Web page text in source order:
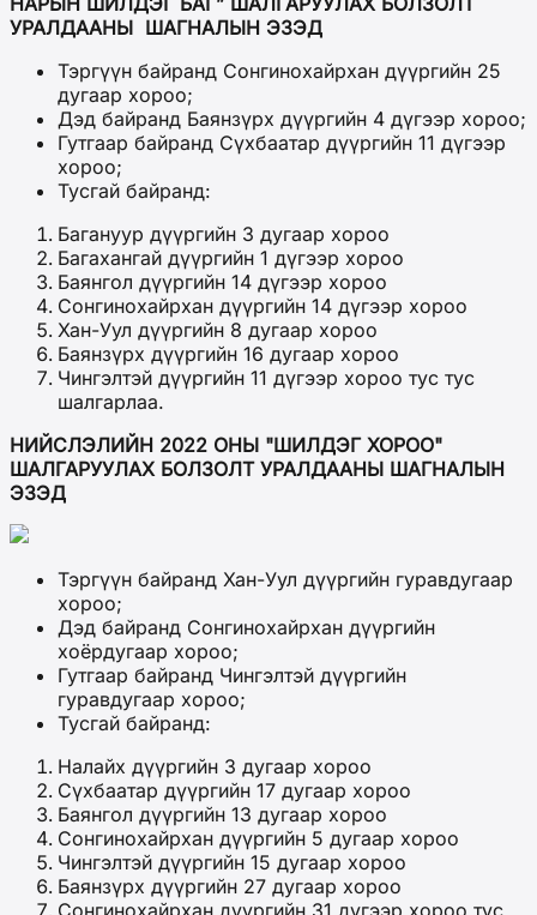
УРАЛДААНЫ ШАГНАЛЫН ЭЗЭД
Тэргүүн байранд Сонгинохайрхан дүүргийн 25
дугаар хороо;
Дэд байранд Баянзүрх дүүргийн 4 дүгээр хороо;
Гутгаар байранд Сүхбаатар дүүргийн 11 дүгээр
хороо;
Тусгай байранд:
Багануур дүүргийн 3 дугаар хороо
Багахангай дүүргийн 1 дүгээр хороо
Баянгол дүүргийн 14 дүгээр хороо
Сонгинохайрхан дүүргийн 14 дүгээр хороо
Хан-Уул дүүргийн 8 дугаар хороо
Баянзүрх дүүргийн 16 дугаар хороо
Чингэлтэй дүүргийн 11 дүгээр хороо тус тус
шалгарлаа.
НИЙСЛЭЛИЙН 2022 ОНЫ "ШИЛДЭГ ХОРОО"
ШАЛГАРУУЛАХ БОЛЗОЛТ УРАЛДААНЫ ШАГНАЛЫН
ЭЗЭД
Тэргүүн байранд Хан-Уул дүүргийн гуравдугаар
хороо;
Дэд байранд Сонгинохайрхан дүүргийн
хоёрдугаар хороо;
Гутгаар байранд Чингэлтэй дүүргийн
гуравдугаар хороо;
Тусгай байранд:
Налайх дүүргийн 3 дугаар хороо
Сүхбаатар дүүргийн 17 дугаар хороо
Баянгол дүүргийн 13 дугаар хороо
Сонгинохайрхан дүүргийн 5 дугаар хороо
Чингэлтэй дүүргийн 15 дугаар хороо
Баянзүрх дүүргийн 27 дугаар хороо